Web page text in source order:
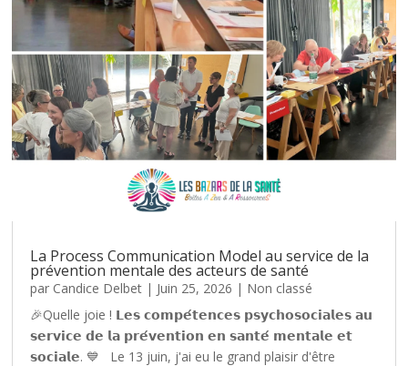
La Process Communication Model au service de la
prévention mentale des acteurs de santé
par Candice Delbet | Juin 25, 2026 | Non classé
🎉Quelle joie ! 𝗟𝗲𝘀 𝗰𝗼𝗺𝗽𝗲́𝘁𝗲𝗻𝗰𝗲𝘀 𝗽𝘀𝘆𝗰𝗵𝗼𝘀𝗼𝗰𝗶𝗮𝗹𝗲𝘀 𝗮𝘂
𝘀𝗲𝗿𝘃𝗶𝗰𝗲 𝗱𝗲 𝗹𝗮 𝗽𝗿𝗲́𝘃𝗲𝗻𝘁𝗶𝗼𝗻 𝗲𝗻 𝘀𝗮𝗻𝘁𝗲́ 𝗺𝗲𝗻𝘁𝗮𝗹𝗲 𝗲𝘁
𝘀𝗼𝗰𝗶𝗮𝗹𝗲. 💙 Le 13 juin, j'ai eu le grand plaisir d'être